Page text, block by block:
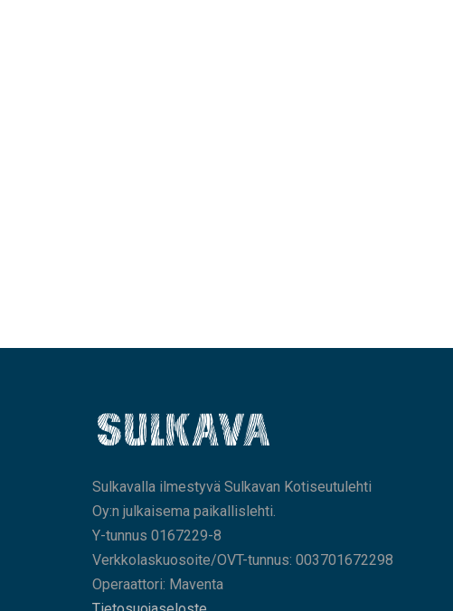
Sulkavalla ilmestyvä Sulkavan Kotiseutulehti
Oy:n julkaisema paikallislehti.
Y-tunnus 0167229-8
Verkkolaskuosoite/OVT-tunnus: 003701672298
Operaattori: Maventa